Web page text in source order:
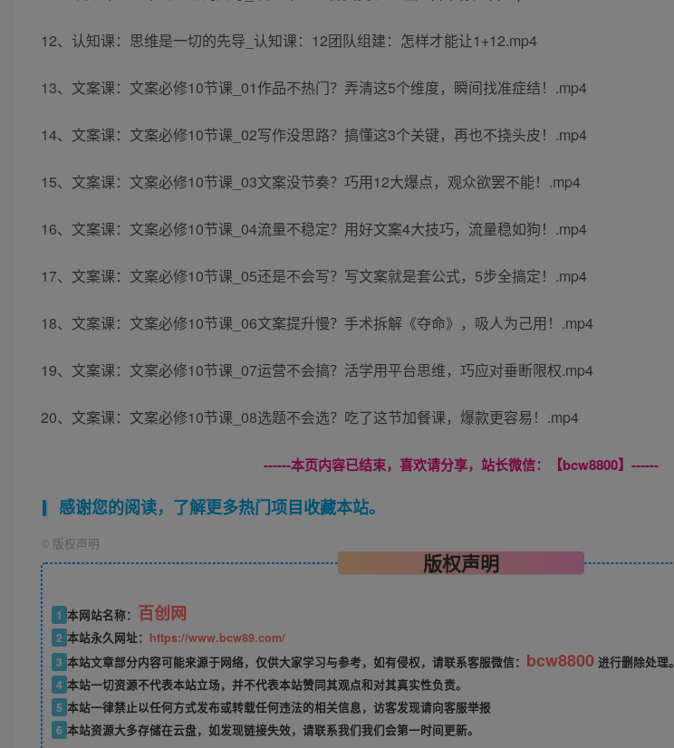
12、认知课：思维是一切的先导_认知课：12团队组建：怎样才能让1+12.mp4
13、文案课：文案必修10节课_01作品不热门？弄清这5个维度，瞬间找准症结！.mp4
14、文案课：文案必修10节课_02写作没思路？搞懂这3个关键，再也不挠头皮！.mp4
15、文案课：文案必修10节课_03文案没节奏？巧用12大爆点，观众欲罢不能！.mp4
16、文案课：文案必修10节课_04流量不稳定？用好文案4大技巧，流量稳如狗！.mp4
17、文案课：文案必修10节课_05还是不会写？写文案就是套公式，5步全搞定！.mp4
18、文案课：文案必修10节课_06文案提升慢？手术拆解《夺命》，吸人为己用！.mp4
19、文案课：文案必修10节课_07运营不会搞？活学用平台思维，巧应对垂断限权.mp4
20、文案课：文案必修10节课_08选题不会选？吃了这节加餐课，爆款更容易！.mp4
------本页内容已结束，喜欢请分享，站长微信：【bcw8800】------
感谢您的阅读，了解更多热门项目收藏本站。
© 版权声明
版权声明
1 本网站名称： 百创网
2 本站永久网址： https://www.bcw89.com/
3 本站文章部分内容可能来源于网络，仅供大家学习与参考，如有侵权，请联系客服微信： bcw8800 进行删除处理。
4 本站一切资源不代表本站立场，并不代表本站赞同其观点和对其真实性负责。
5 本站一律禁止以任何方式发布或转载任何违法的相关信息，访客发现请向客服举报
6 本站资源大多存储在云盘，如发现链接失效，请联系我们我们会第一时间更新。